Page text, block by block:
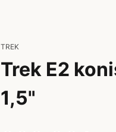
TREK
Trek E2
1,5"